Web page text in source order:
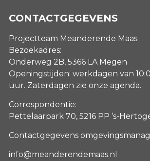
CONTACTGEGEVENS
Projectteam Meanderende Maas
Bezoekadres:
Onderweg 2B, 5366 LA Megen
Openingstijden: werkdagen van
uur. Zaterdagen zie onze agenda.
Correspondentie:
Pettelaarpark 70, 5216 PP ‘s-
Contactgegevens
info@meanderendemaas.nl